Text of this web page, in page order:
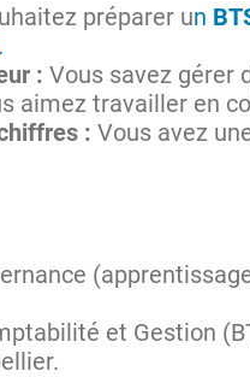
préparer un
.
: Vous savez gérer
aimez travailler en
: Vous avez
et Gestion